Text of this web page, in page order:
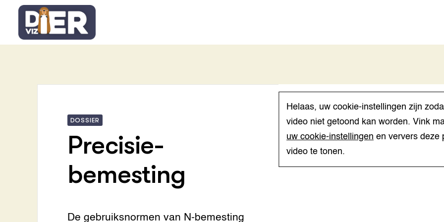
Thema's
Bouwstenen gemeentelijke
Groenblauwe gemeente
Renure
Meer informatie
DOSSIER
Precisie­
bemesting
De gebruiksnormen van N-bemesting
Helaas, uw cookie-instellingen zijn
video niet getoond kan worden. Vink
uw cookie-instellingen en ververs deze
video te tonen.